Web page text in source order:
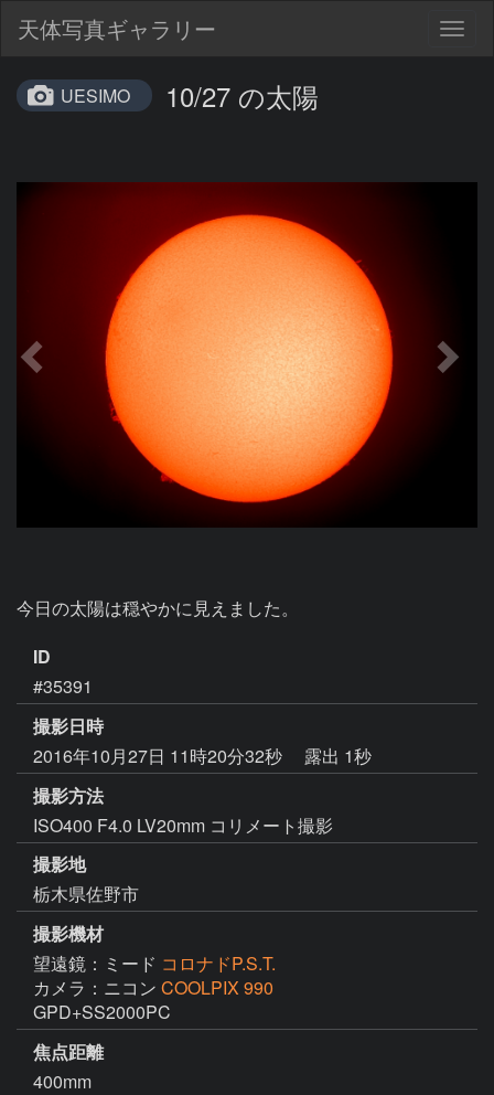
天体写真ギャラリー
UESIMO 10/27 の太陽
今日の太陽は穏やかに見えました。
ID
#35391
撮影日時
2016年10月27日 11時20分32秒
露出 1秒
撮影方法
ISO400 F4.0 LV20mm コリメート撮影
撮影地
栃木県佐野市
撮影機材
望遠鏡：ミード コロナドP.S.T.
カメラ：ニコン COOLPIX 990
GPD+SS2000PC
焦点距離
400mm